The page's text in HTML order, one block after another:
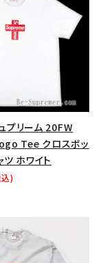
リーム 20FW
Tee クロスボッ
ツ ホワイト
)